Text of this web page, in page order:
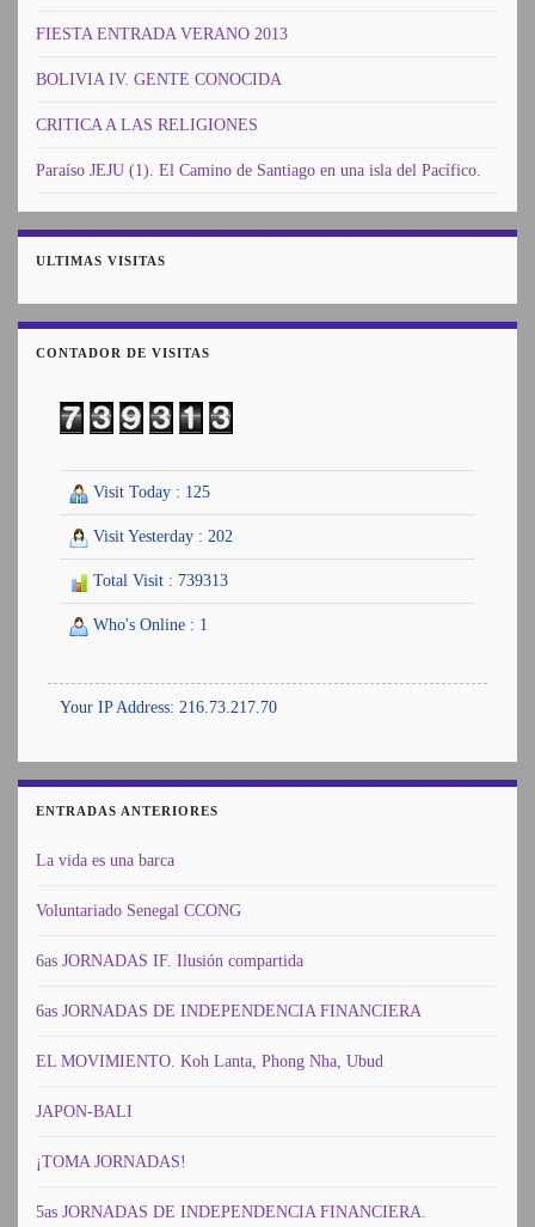
FIESTA ENTRADA VERANO 2013
BOLIVIA IV. GENTE CONOCIDA
CRITICA A LAS RELIGIONES
Paraíso JEJU (1). El Camino de Santiago en una isla del Pacífico.
ULTIMAS VISITAS
CONTADOR DE VISITAS
Visit Today : 125
Visit Yesterday : 202
Total Visit : 739313
Who's Online : 1
Your IP Address: 216.73.217.70
ENTRADAS ANTERIORES
La vida es una barca
Voluntariado Senegal CCONG
6as JORNADAS IF. Ilusión compartida
6as JORNADAS DE INDEPENDENCIA FINANCIERA
EL MOVIMIENTO. Koh Lanta, Phong Nha, Ubud
JAPON-BALI
¡TOMA JORNADAS!
5as JORNADAS DE INDEPENDENCIA FINANCIERA.